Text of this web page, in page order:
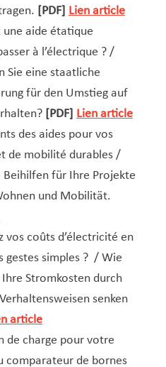
[PDF] Lien article
une aide étatique
à l’électrique ? /
Sie eine staatliche
für den Umstieg auf
[PDF] Lien article
des aides pour vos
de mobilité durables /
Beihilfen für Ihre Projekte
und Mobilität.
vos coûts d’électricité en
gestes simples ? / Wie
Stromkosten durch
senken
article
de charge pour votre
comparateur de bornes